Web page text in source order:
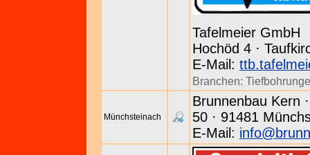
Tafelmeier GmbH
Hochöd 4 ·
E-Mail:
Branchen:
Münchsteinach
Brunnenbau Kern
50 · 91481
E-Mail: